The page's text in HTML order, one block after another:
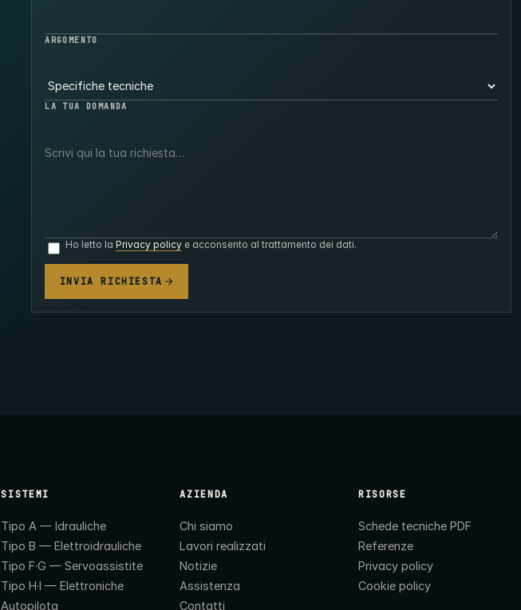
ARGOMENTO
LA TUA DOMANDA
Ho letto la Privacy policye acconsento al trattamento dei dati.
INVIA RICHIESTA
SISTEMI
Tipo A — Idrauliche
Tipo B — Elettroidrauliche
Tipo F·G — Servoassistite
Tipo H·I — Elettroniche
Autopilota
AZIENDA
Chi siamo
Lavori realizzati
Notizie
Assistenza
Contatti
RISORSE
Schede tecniche PDF
Referenze
Privacy policy
Cookie policy